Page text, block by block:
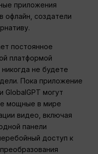
приложения
офлайн, создатели
постоянное
платформой
никогда не будете
Пока приложение
GlobalGPT могут
мощные в мире
видео, включая
панели
доступ к